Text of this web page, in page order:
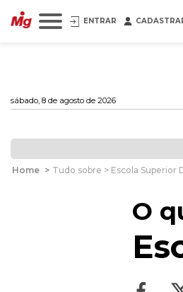
ENTRAR
sábado, 8 de agosto de 2026
Home > Tudo sobre > Escola Superior
O